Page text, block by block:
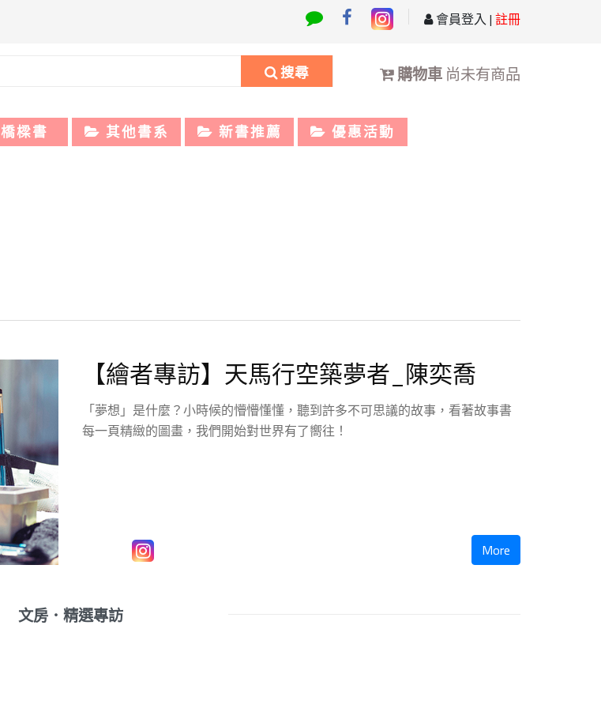
會員登入|註冊
搜尋 購物車尚未有商品
橋樑書 其他書系 新書推薦
優惠活動
【繪者專訪】天馬行空築夢者_陳奕喬
「夢想」是什麼？小時候的懵懵懂懂，聽到許多不可思議的故事，看著故事書
每一頁精緻的圖畫，我們開始對世界有了嚮往！
More
文房．精選專訪